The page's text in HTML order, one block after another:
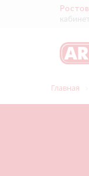
Главная